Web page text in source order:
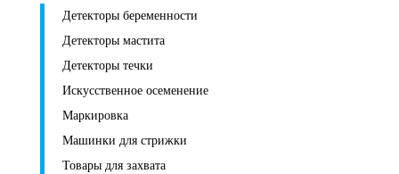
Детекторы беременности
Детекторы мастита
Детекторы течки
Искусственное осеменение
Маркировка
Машинки для стрижки
Товары для захвата